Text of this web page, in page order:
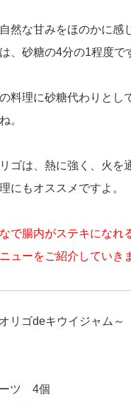
然な甘みをほのかに感
、砂糖の4分の1程度で
料理に砂糖代わりとし
。
ゴは、熱に強く、火を
にもオススメですよ。
で腸内がステキになれ
ューをご紹介していき
リゴdeキウイジャム～
ーツ 4個